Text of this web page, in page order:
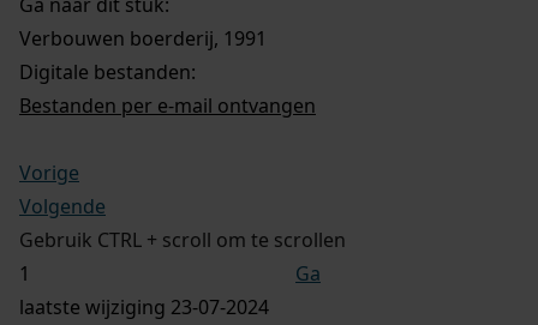
Verbouwen boerderij, 1991
Digitale bestanden:
Bestanden per e-mail ontvangen
Vorige
Volgende
Gebruik CTRL + scroll om te scrollen
Ga
laatste wijziging 23-07-2024